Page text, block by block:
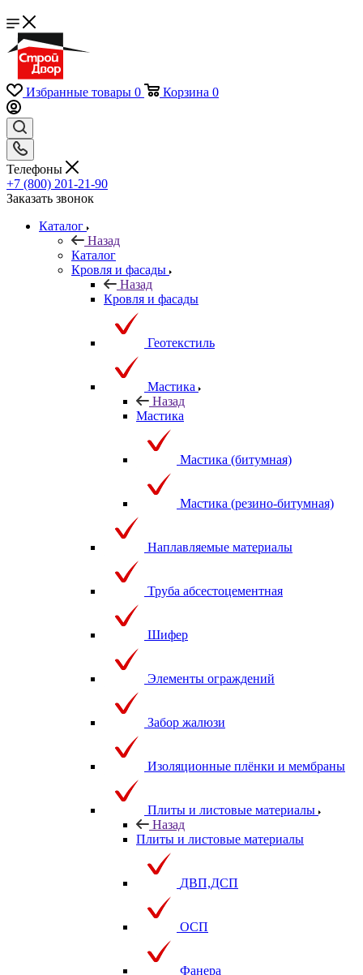
Избранные товары 0 Корзина 0
Телефоны
+7 (800) 201-21-90
Заказать звонок
Каталог
Назад
Каталог
Кровля и фасады
Назад
Кровля и фасады
Геотекстиль
Мастика
Назад
Мастика
Мастика (битумная)
Мастика (резино-битумная)
Наплавляемые материалы
Труба абсестоцементная
Шифер
Элементы ограждений
Забор жалюзи
Изоляционные плёнки и мембраны
Плиты и листовые материалы
Назад
Плиты и листовые материалы
ДВП,ДСП
ОСП
Фанера